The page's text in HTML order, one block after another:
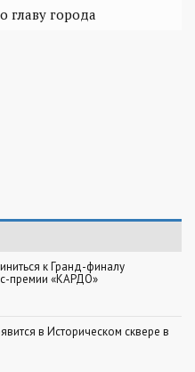
главу города
к Гранд-финалу
премии «КАРДО»
в Историческом сквере в